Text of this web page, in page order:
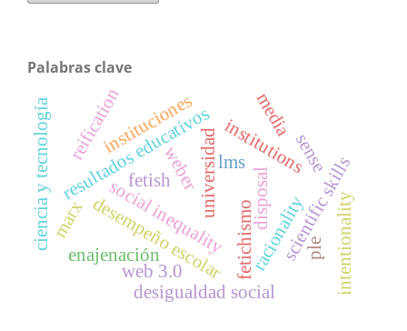
Palabras clave
universidad
fetichismo
resultados educativos
desempeño escolar
social inequality
desigualdad social
racionality
weber institutions
instituciones
fetish disposal
reification
enajenación
marx
media
scientific skills
ciencia y tecnología ple
lms
web 3.0 intentionality
sense